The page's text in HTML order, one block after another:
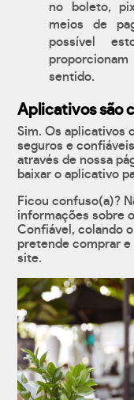
no boleto,
meios de
possível
sentido.
Aplicativos são
Sim. Os aplicativos
seguros e
através de nossa
baixar o aplicativo
Ficou confuso(a)?
informações sobre
Confiável, colando
pretende comprar e
site.